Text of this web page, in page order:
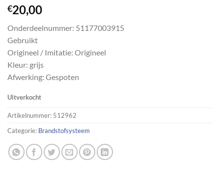
€20,00
Onderdeelnummer: 51177003915
Gebruikt
Origineel / Imitatie: Origineel
Kleur: grijs
Afwerking: Gespoten
Uitverkocht
Artikelnummer: 512962
Categorie: Brandstofsysteem